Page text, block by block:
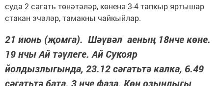
суда 2 сәгать төнәтәләр, көненә 3-4 тапкыр яртышар
стакан эчәләр, тамакны чайкыйлар.
21 июнь (җомга). Шәүвәл аеның 18нче көне.
19 нчы Ай тәүлеге. Ай Сукояр
йолдызлыгында, 23.12 сәгатьтә калка, 6.49
сәгатьтә бата. 3 нче фаза. Көн озынлыгы